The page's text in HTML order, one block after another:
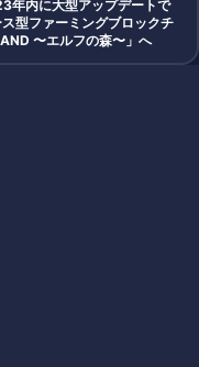
年内に大型アップデートで
型ファーミングブロックチ
〜エルフの森〜」へ